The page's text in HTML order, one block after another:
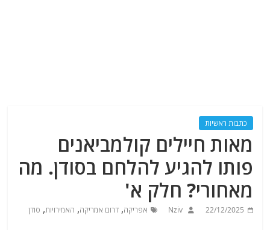
כתבות ראשיות
מאות חיילים קולמביאנים
פותו להגיע להלחם בסודן. מה
מאחורי? חלק א'
22/12/2025
Nziv אפריקה,דרום אמריקה, האמירויות, סודן